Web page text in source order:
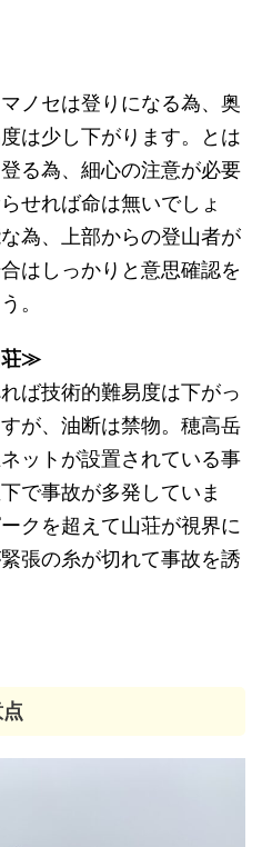
ノセは登りになる為、奥
は少し下がります。とは
る為、細心の注意が必要
せれば命は無いでしょ
為、上部からの登山者が
はしっかりと意思確認を
。
荘≫
ば技術的難易度は下がっ
が、油断は禁物。穂高岳
ットが設置されている事
で事故が多発していま
クを超えて山荘が視界に
張の糸が切れて事故を誘